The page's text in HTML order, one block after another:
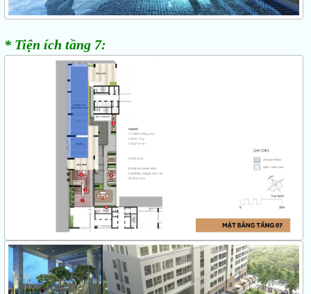
* Tiện ích tầng 7: